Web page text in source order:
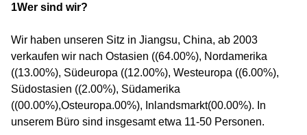
1Wer sind wir?
Wir haben unseren Sitz in Jiangsu, China, ab 2003
verkaufen wir nach Ostasien ((64.00%), Nordamerika
((13.00%), Südeuropa ((12.00%), Westeuropa ((6.00%),
Südostasien ((2.00%), Südamerika
((00.00%),Osteuropa.00%), Inlandsmarkt(00.00%). In
unserem Büro sind insgesamt etwa 11-50 Personen.